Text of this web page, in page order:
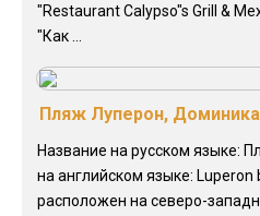
"Restaurant Calypso"s Grill &
"Как ...
Пляж Луперон,
Название на русском языке:
на английском языке:
расположен на северо-